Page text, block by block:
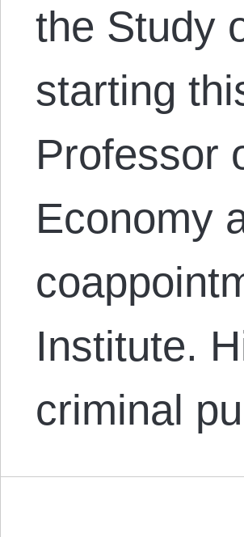
the Study
starting
Professor
Economy
Institute.
criminal